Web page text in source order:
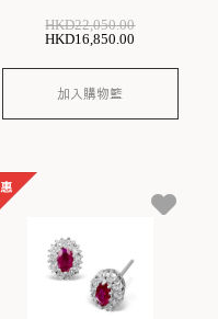
HKD22,050.00
HKD16,850.00
加入購物籃